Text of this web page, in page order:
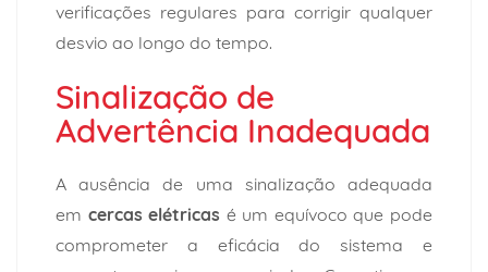
verificações regulares para corrigir qualquer
desvio ao longo do tempo.
Sinalização de
Advertência Inadequada
A ausência de uma sinalização adequada
em cercas elétricas é um equívoco que pode
comprometer a eficácia do sistema e